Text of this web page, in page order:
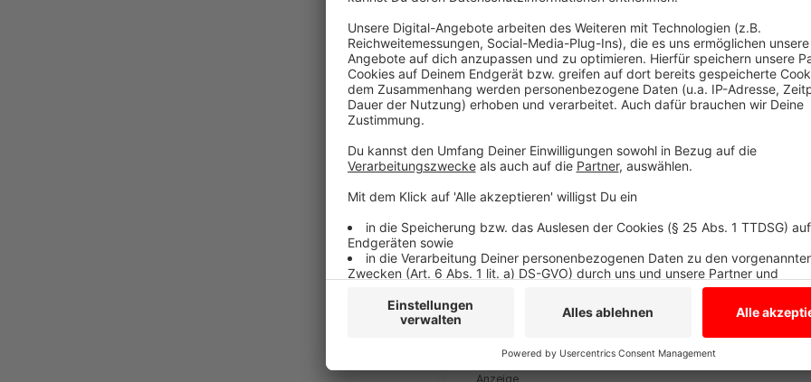
Betrieb der Familie langfristig und zukunftssicher
mit an: Mama, Papa, Geschwister.. die ganze
Lea Paßlick spricht mit Familie Kempers.
Alle Infos zu Münsterland Algen findet Ihr auch
Made in Westmünsterland -
Algen aus Südlohn
RADIO WMW/ Münsterland Algen
Anzeige